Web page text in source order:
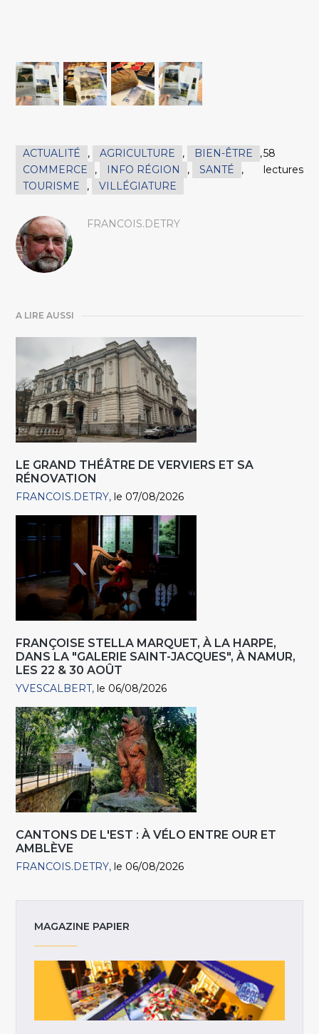
ACTUALITÉ , AGRICULTURE , BIEN-ÊTRE
,
COMMERCE
, INFO RÉGION , SANTÉ
,
TOURISME
, VILLÉGIATURE
58
lectures
FRANCOIS.DETRY
A LIRE AUSSI
LE GRAND THÉÂTRE DE VERVIERS ET SA
RÉNOVATION
FRANCOIS.DETRY le 07/08/2026
FRANÇOISE STELLA MARQUET, À LA HARPE,
DANS LA "GALERIE SAINT-JACQUES", À NAMUR,
LES 22 & 30 AOÛT
YVESCALBERT le 06/08/2026
CANTONS DE L'EST : À VÉLO ENTRE OUR ET
AMBLÈVE
FRANCOIS.DETRY le 06/08/2026
MAGAZINE PAPIER